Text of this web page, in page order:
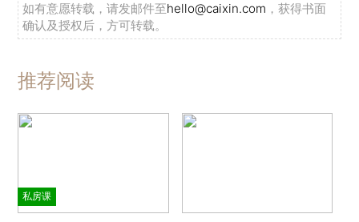
如有意愿转载，请发邮件至hello@caixin.com ，获得书面
确认及授权后，方可转载。
推荐阅读
私房课